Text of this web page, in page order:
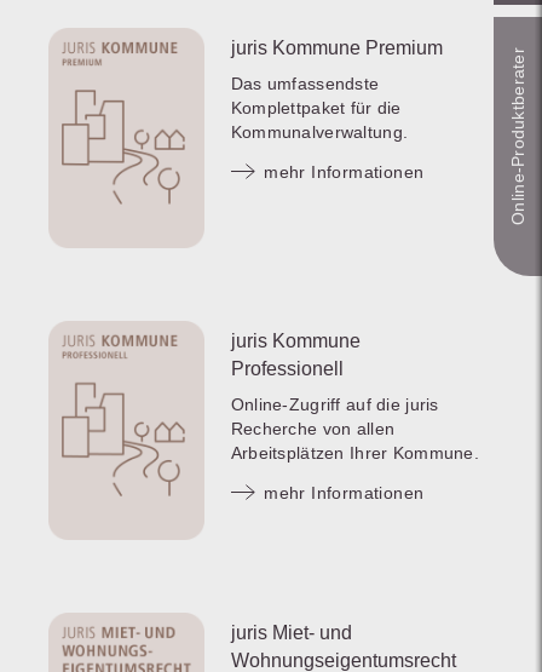
juris Kommune Premium
Das umfassendste
Komplettpaket für die
Kommunalverwaltung.
mehr Informationen
juris Kommune
Professionell
Online-Zugriff auf die juris
Recherche von allen
Arbeitsplätzen Ihrer Kommune.
mehr Informationen
juris Miet- und
Wohnungseigentumsrecht
Online-Produkt­berater